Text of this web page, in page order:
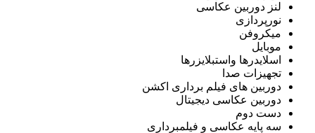
لنز دوربین عکاسی
نورپردازی
میکروفن
موبایل
اسلایدرها واستبلایزرها
تجهیزات صدا
دوربین های فیلم برداری اکشن
دوربین عکاسی دیجیتال
دست دوم
سه پایه عکاسی و فیلمبرداری